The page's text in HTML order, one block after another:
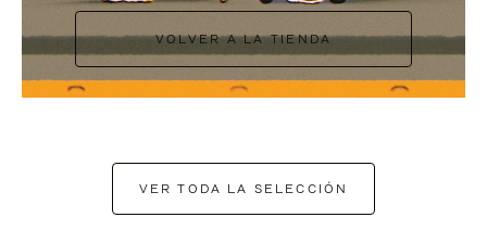
VOLVER A LA TIENDA
VER TODA LA SELECCIÓN